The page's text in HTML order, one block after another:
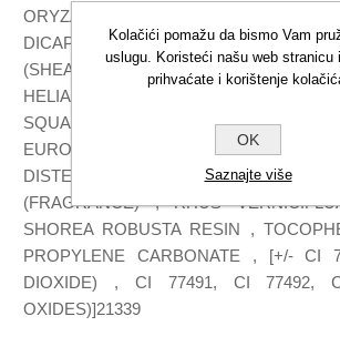
ORYZA SATIVA (RICE) BRAN WAX ,
DICAPRYLATE/DICAPRATE ,
(SHEA) BUTTER , SILICA ,
HELIANTHUS ANNUUS
SQUALANE , DIMETHICONE
EUROPAEA (OLIVE) OIL
DISTEARDIMONIUM
(FRAGRANCE) , RHUS
SHOREA ROBUSTA RESIN ,
PROPYLENE CARBONATE , [+/- CI
DIOXIDE) , CI 77491, CI 77492,
OXIDES)]21339
Kolačići pomažu da bismo Vam
uslugu. Koristeći našu web stranicu
prihvaćate i korištenje
OK
Saznajte više